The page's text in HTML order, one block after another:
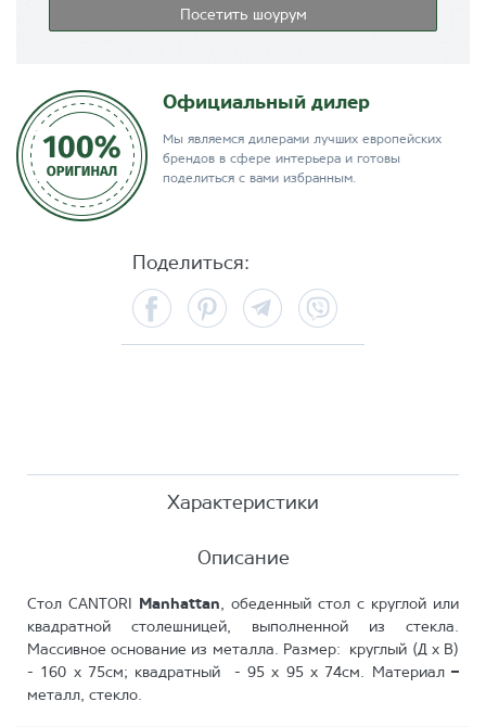
Посетить шоурум
Официальный дилер
Мы являемся дилерами лучших европейских
брендов в сфере интерьера и готовы
поделиться с вами избранным.
Поделиться:
FacebookPinterest Telegram
Характеристики
Описание
Стол CANTORI Manhattan, обеденный стол с круглой или
квадратной столешницей, выполненной из стекла.
Массивное основание из металла. Размер: круглый (Д х В)
- 160 х 75см; квадратный - 95 х 95 х 74см. Материал –
металл, стекло.